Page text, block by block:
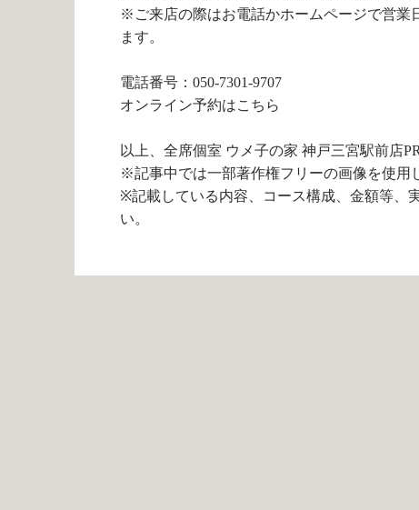
※ご来店の際はお電話かホームページで営業
ます。
電話番号： 050-7301-9707
オンライン予約はこちら
以上、全席個室 ウメ子の家 神戸三宮駅前店
※記事中では一部著作権フリーの画像を使用
※記載している内容、コース構成、金額等、
い。